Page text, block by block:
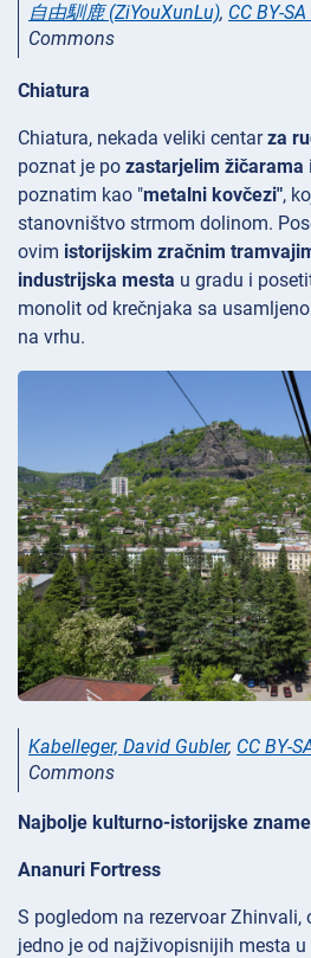
自由馴鹿 (ZiYouXunLu), CC BY-
Commons
Chiatura
Chiatura, nekada veliki centarza
poznat je po zastarjelim žičarama
poznatim kao "metalni kovčezi",
stanovništvo strmom dolinom.
ovim istorijskim zračnim
industrijska mesta u gradu i
monolit od krečnjaka sa
na vrhu.
Kabelleger, David Gubler, CC BY-
Commons
Najbolje kulturno-istorijske
Ananuri Fortress
S pogledom na rezervoar Zhinvali,
jedno je od najživopisnijih mesta